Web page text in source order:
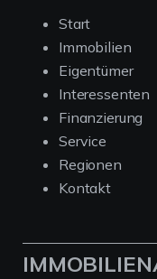
Start
Immobilien
Eigentümer
Interessenten
Finanzierung
Service
Regionen
Kontakt